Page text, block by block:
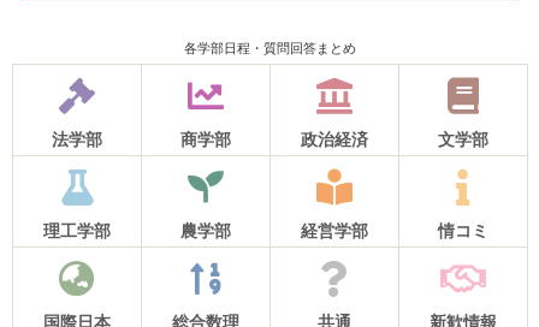
各学部日程・質問回答まとめ
法学部 商学部 政治経済 文学部
理工学部 農学部 経営学部 情コミ
国際日本 総合数理 共通 新歓情報